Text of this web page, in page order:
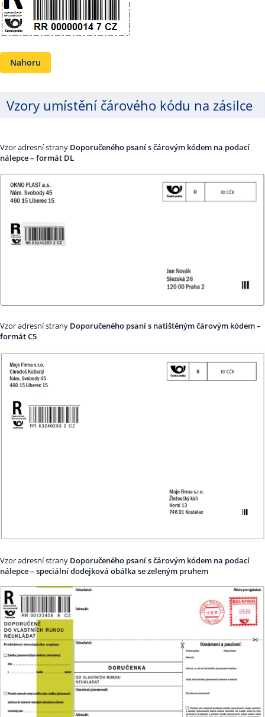
Nahoru
Vzory umístění čárového kódu na zásilce
Vzor adresní strany Doporučeného psaní s čárovým kódem na podací
nálepce – formát DL
Vzor adresní strany Doporučeného psaní s natištěným čárovým kódem –
formát C5
Vzor adresní strany Doporučeného psaní s čárovým kódem na podací
nálepce – speciální dodejková obálka se zeleným pruhem